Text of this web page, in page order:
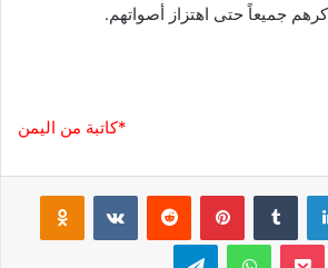
جميعاً حتى اهتزاز أصواتهم.
*كاتبة من اليمن
لينكدإن بينتيريست
بوكيت واتساب تيلقرام